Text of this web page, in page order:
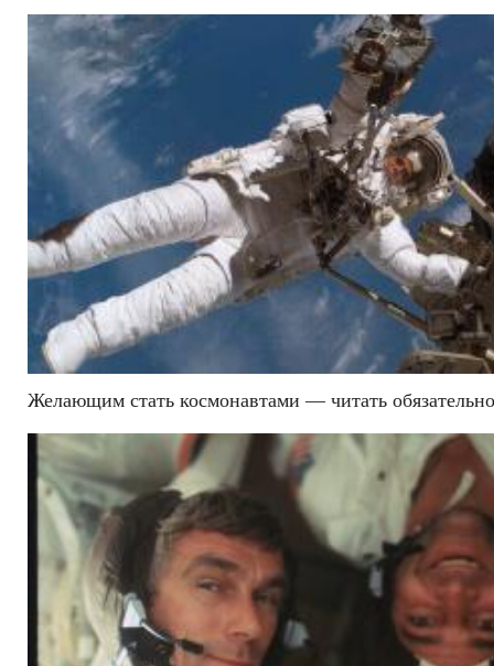
Желающим стать космонавтами — читать обязательно